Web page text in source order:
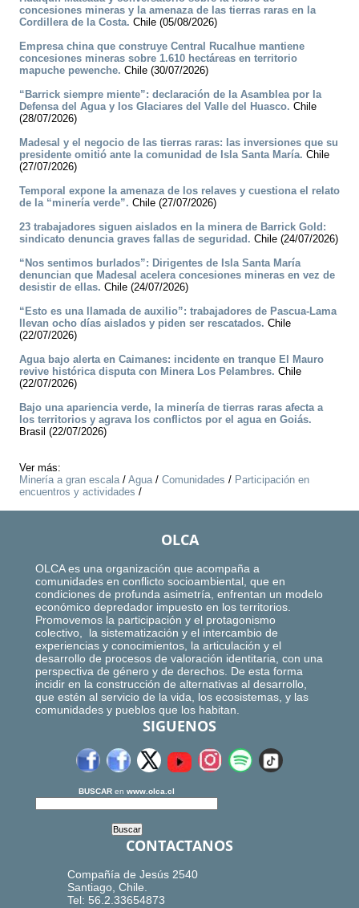
concesiones mineras y la amenaza de las tierras raras en la
Cordillera de la Costa. Chile (05/08/2026)
Empresa china que construye Central Rucalhue mantiene
concesiones mineras sobre 1.610 hectáreas en territorio
mapuche pewenche. Chile (30/07/2026)
“Barrick siempre miente”: declaración de la Asamblea por la
Defensa del Agua y los Glaciares del Valle del Huasco. Chile
(28/07/2026)
Madesal y el negocio de las tierras raras: las inversiones que su
presidente omitió ante la comunidad de Isla Santa María. Chile
(27/07/2026)
Temporal expone la amenaza de los relaves y cuestiona el relato
de la “minería verde”. Chile (27/07/2026)
23 trabajadores siguen aislados en la minera de Barrick Gold:
sindicato denuncia graves fallas de seguridad. Chile (24/07/2026)
“Nos sentimos burlados”: Dirigentes de Isla Santa María
denuncian que Madesal acelera concesiones mineras en vez de
desistir de ellas. Chile (24/07/2026)
“Esto es una llamada de auxilio”: trabajadores de Pascua-Lama
llevan ocho días aislados y piden ser rescatados. Chile
(22/07/2026)
Agua bajo alerta en Caimanes: incidente en tranque El Mauro
revive histórica disputa con Minera Los Pelambres. Chile
(22/07/2026)
Bajo una apariencia verde, la minería de tierras raras afecta a
los territorios y agrava los conflictos por el agua en Goiás.
Brasil (22/07/2026)
Ver más:
Minería a gran escala/ Agua/ Comunidades / Participación en
encuentros y actividades /
OLCA
OLCA es una organización que acompaña a
comunidades en conflicto socioambiental, que en
condiciones de profunda asimetría, enfrentan un modelo
económico depredador impuesto en los territorios.
Promovemos la participación y el protagonismo
colectivo, la sistematización y el intercambio de
experiencias y conocimientos, la articulación y el
desarrollo de procesos de valoración identitaria, con una
perspectiva de género y de derechos. De esta forma
incidir en la construcción de alternativas al desarrollo,
que estén al servicio de la vida, los ecosistemas, y las
comunidades y pueblos que los habitan.
SIGUENOS
BUSCAR en www.olca.cl
CONTACTANOS
Compañía de Jesús 2540
Santiago, Chile.
Tel: 56.2.33654873